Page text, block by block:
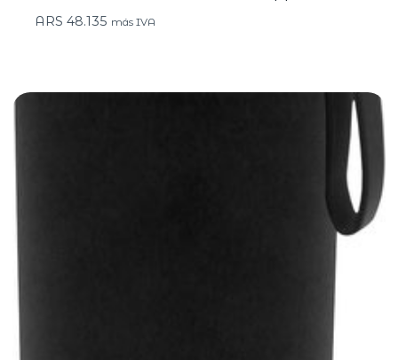
ARS 48.135 más IVA